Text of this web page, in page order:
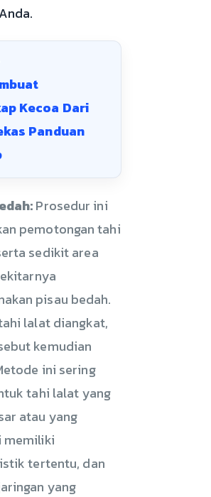
Kecoa Dari
Panduan
Prosedur ini
pemotongan tahi
sedikit area
pisau bedah.
lalat diangkat,
kemudian
ini sering
tahi lalat yang
atau yang
memiliki
tertentu, dan
yang